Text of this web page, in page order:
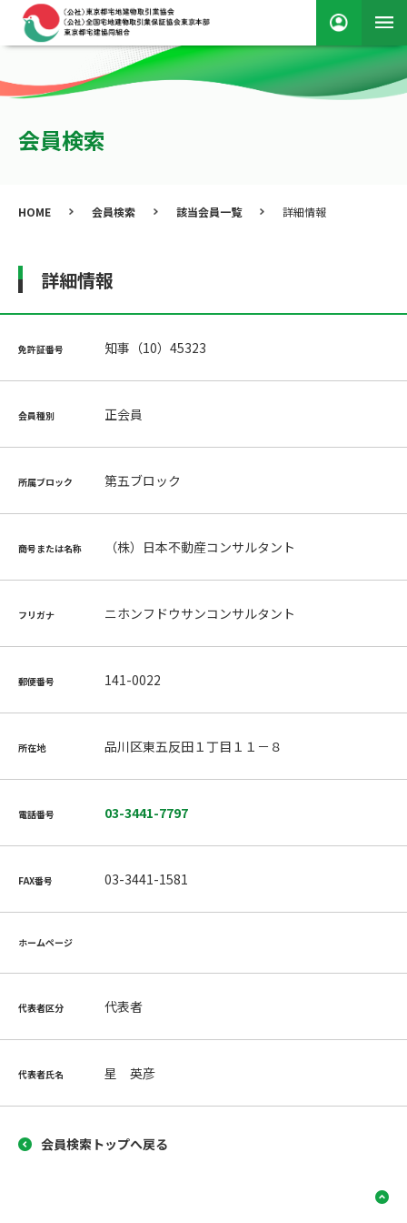
会員検索
HOME 会員検索 該当会員一覧 詳細情報
詳細情報
免許証番号 知事（10）45323
会員種別 正会員
所属ブロック 第五ブロック
商号または名称 （株）日本不動産コンサルタント
フリガナ ニホンフドウサンコンサルタント
郵便番号 141-0022
所在地 品川区東五反田１丁目１１－８
電話番号 03-3441-7797
FAX番号 03-3441-1581
ホームページ
代表者区分 代表者
代表者氏名 星 英彦
会員検索トップへ戻る